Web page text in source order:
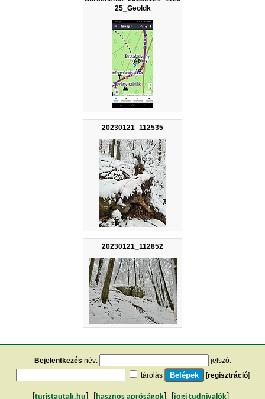
25_Geoldk
20230121_112535
20230121_112852
Bejelentkezés név:
jelszó:
tárolás
[regisztráció]
turistautak.hu hasznos apróságok jogi tudnivalók